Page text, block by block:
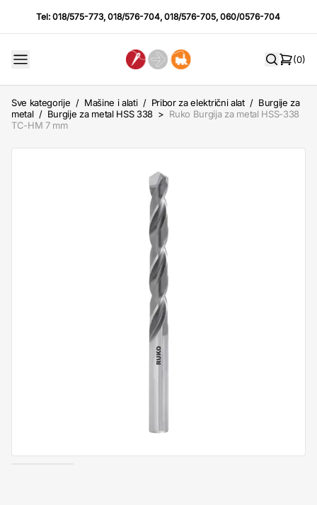
Tel:018/575-773,018/576-704,018/576-705,060/0576-704
(0)
Sve kategorije / Mašine i alati / Pribor za električni alat / Burgije za
metal / Burgije za metal HSS 338 > Ruko Burgija za metal HSS-338
TC-HM 7 mm